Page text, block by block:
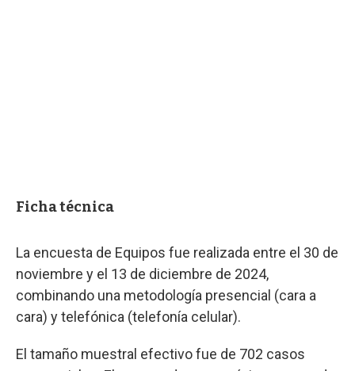
Ficha técnica
La encuesta de Equipos fue realizada entre el 30 de
noviembre y el 13 de diciembre de 2024,
combinando una metodología presencial (cara a
cara) y telefónica (telefonía celular).
El tamaño muestral efectivo fue de 702 casos